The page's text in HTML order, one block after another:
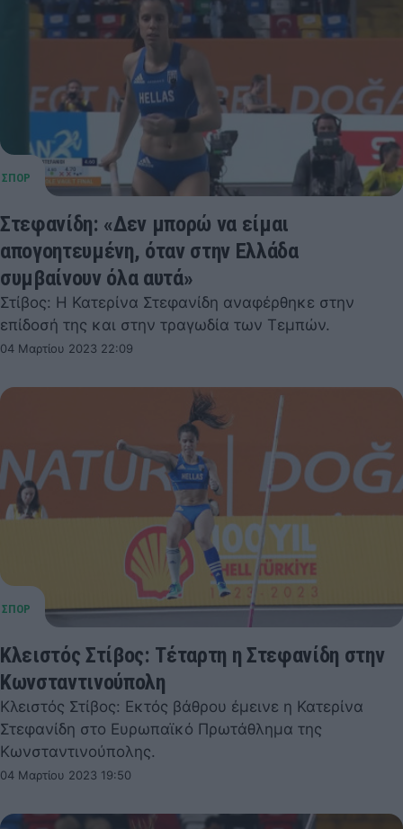
Στεφανίδη: «Δεν μπορώ να είμαι
απογοητευμένη, όταν στην Ελλάδα
συμβαίνουν όλα αυτά»
Στίβος: Η Κατερίνα Στεφανίδη αναφέρθηκε στην
επίδοσή της και στην τραγωδία των Τεμπών.
04 Μαρτίου 2023 22:09
Κλειστός Στίβος: Τέταρτη η Στεφανίδη στην
Κωνσταντινούπολη
Κλειστός Στίβος: Εκτός βάθρου έμεινε η Κατερίνα
Στεφανίδη στο Ευρωπαϊκό Πρωτάθλημα της
Κωνσταντινούπολης.
04 Μαρτίου 2023 19:50